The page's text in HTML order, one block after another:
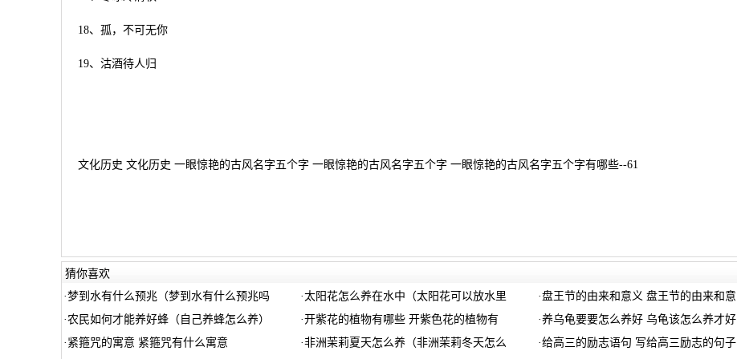
18、孤，不可无你
19、沽酒待人归
文化历史 文化历史 一眼惊艳的古风名字五个字 一眼惊艳的古风名字五个字 一眼惊艳的古风名字五个字有哪些--61
猜你喜欢
·梦到水有什么预兆（梦到水有什么预兆吗 ·太阳花怎么养在水中（太阳花可以放水里 ·盘王节的由来和意义 盘王节的由来和意
·农民如何才能养好蜂（自己养蜂怎么养） ·开紫花的植物有哪些 开紫色花的植物有 ·养乌龟要要怎么养好 乌龟该怎么养才好
· 紧箍咒的寓意 紧箍咒有什么寓意 ·非洲茉莉夏天怎么养（非洲茉莉冬天怎么 ·给高三的励志语句 写给高三励志的句子